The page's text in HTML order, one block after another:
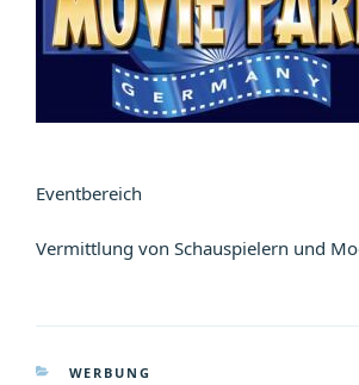
Eventbereich
Vermittlung von Schauspielern und
KATEGORIEN
WERBUNG